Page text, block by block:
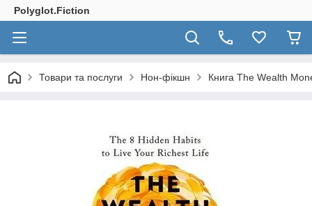
Polyglot.Fiction
Товари та послуги Нон-фікшн Книга The Wealth